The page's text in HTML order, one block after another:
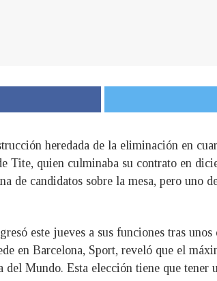
heredada de la eliminación en
Tite, quien culminaba su contrato en
de candidatos sobre la mesa, pero uno
este jueves a sus funciones tras
en Barcelona, Sport, reveló que el
Mundo. Esta elección tiene que